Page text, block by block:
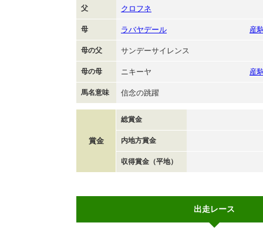
父 クロフネ
母 ラバヤデール 産
母の父 サンデーサイレンス
母の母 ニキーヤ 産
馬名意味 信念の跳躍
賞金
総賞金
内地方賞金
収得賞金（平地）
出走レース